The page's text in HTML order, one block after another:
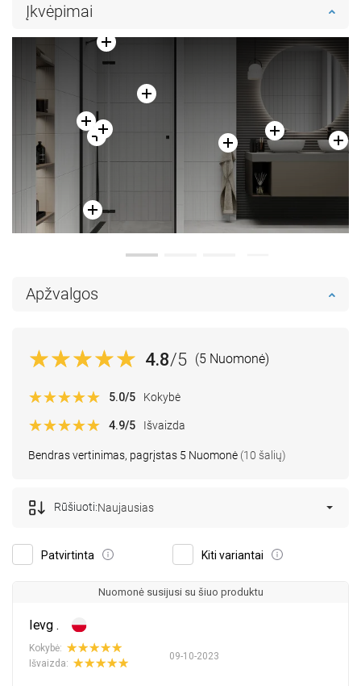
Įkvėpimai
Apžvalgos
4.8/5 (5 Nuomonė)
Bendras vertinimas, pagrįstas 5 Nuomonė (10 šalių)
5.0/5 Kokybė
4.9/5 Išvaizda
Patvirtinta Kiti variantai
Rūšiuoti:Naujausias
Nuomonė susijusi su šiuo produktu
Ievg .
09-10-2023
Kokybė:
Išvaizda: